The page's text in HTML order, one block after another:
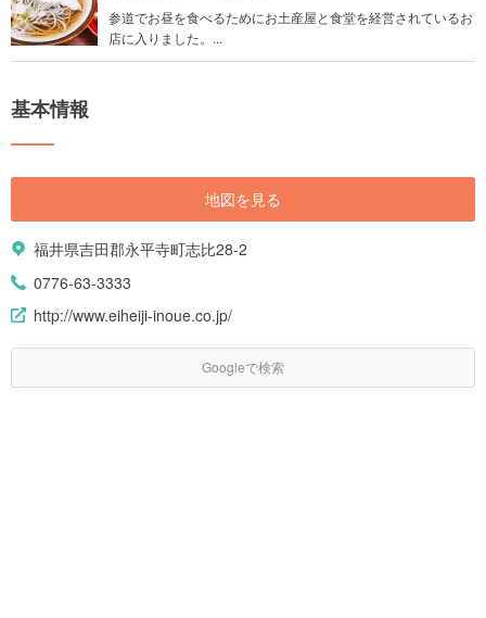
参道でお昼を食べるためにお土産屋と食堂を経営されているお
店に入りました。...
基本情報
地図を見る
福井県吉田郡永平寺町志比28-2
0776-63-3333
http://www.eiheiji-inoue.co.jp/
Googleで検索